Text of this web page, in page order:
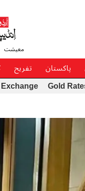
معیشت
پاکستان تفریح
Gold